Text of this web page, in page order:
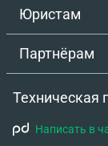
Юристам
Партнёрам
Техническая
Написать в